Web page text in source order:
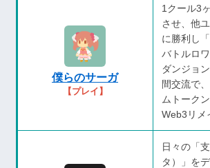
僕らのサーガ
【プレイ】
1クール3
させ、他
に勝利し
バトルロ
ダンジョ
間交流で
ムトーク
Web3リメ
日々の「
タ）」を